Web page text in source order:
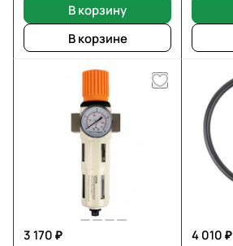
В корзину
В корзине
3 170 ₽
4 010 ₽